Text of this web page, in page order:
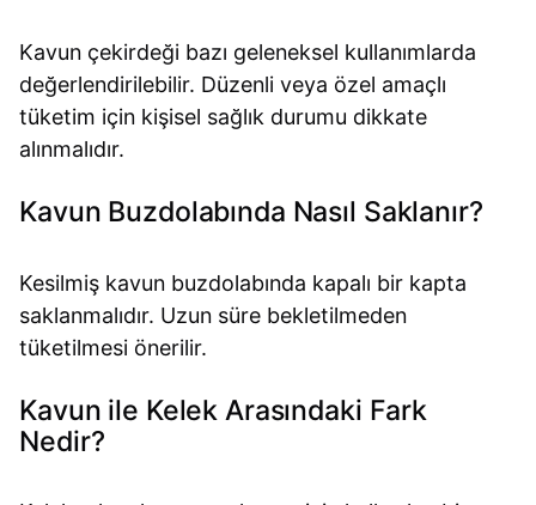
Kavun çekirdeği bazı geleneksel kullanımlarda
değerlendirilebilir. Düzenli veya özel amaçlı
tüketim için kişisel sağlık durumu dikkate
alınmalıdır.
Kavun Buzdolabında Nasıl Saklanır?
Kesilmiş kavun buzdolabında kapalı bir kapta
saklanmalıdır. Uzun süre bekletilmeden
tüketilmesi önerilir.
Kavun ile Kelek Arasındaki Fark
Nedir?